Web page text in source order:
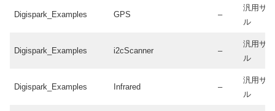
Digispark_Examples GPS –
汎用サ
ル
Digispark_Examples i2cScanner –
汎用サ
ル
Digispark_Examples Infrared –
汎用サ
ル